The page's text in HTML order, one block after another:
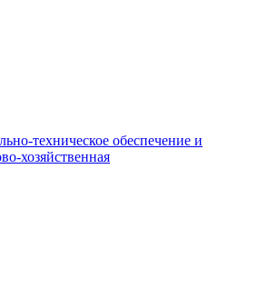
техническое обеспечение и
хозяйственная